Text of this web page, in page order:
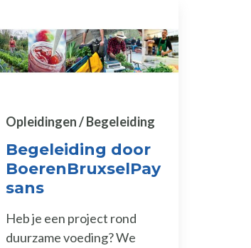
Begeleiding door
BoerenBruxselPay
sans
Opleidingen / Begeleiding
Heb je een project rond
duurzame voeding? We